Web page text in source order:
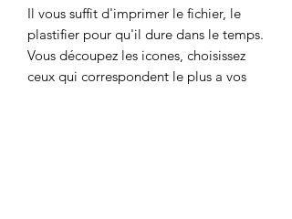
Il vous suffit d'imprimer le fichier, le
plastifier pour qu'il dure dans le temps.
Vous découpez les icones, choisissez
ceux qui correspondent le plus a vos